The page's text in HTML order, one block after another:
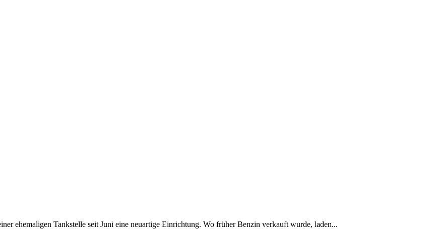
ehemaligen Tankstelle seit Juni eine neuartige Einrichtung. Wo früher Benzin verkauft wurde, laden...